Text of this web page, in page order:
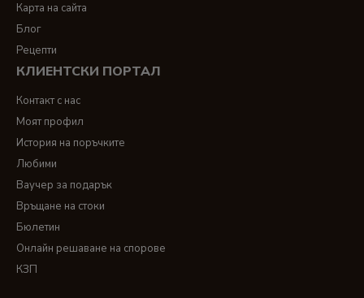
Карта на сайта
Блог
Рецепти
КЛИЕНТСКИ ПОРТАЛ
Контакт с нас
Моят профил
История на поръчките
Любими
Ваучер за подарък
Връщане на стоки
Бюлетин
Онлайн решаване на спорове
КЗП